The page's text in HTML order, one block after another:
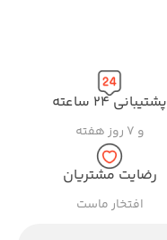
پشتیبانی ۲۴ ساعته
و ۷ روز هفته
رضایت مشتریان
افتخار ماست